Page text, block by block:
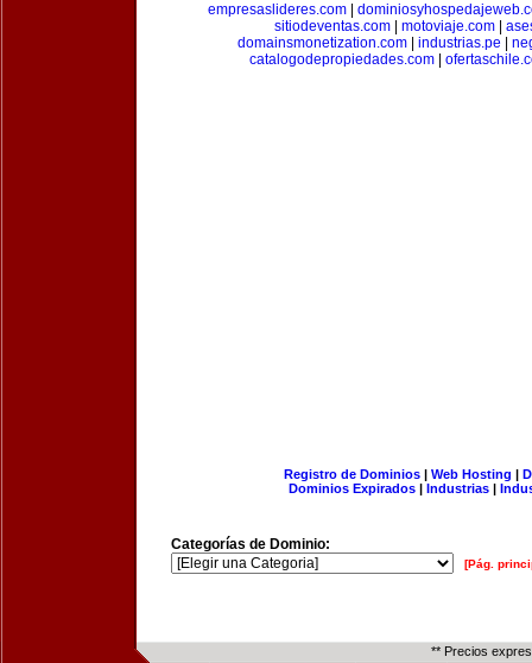
empresaslideres.com|
sitiodeventas.com
motoviaje.com
domainsmonetization.com| industrias.pe
catalogodepropiedades.com|
Registro de Dominios| Web Hosting |
Dominios Expirados | Industrias |
Categorías de Dominio:
[Pág.
** Precios